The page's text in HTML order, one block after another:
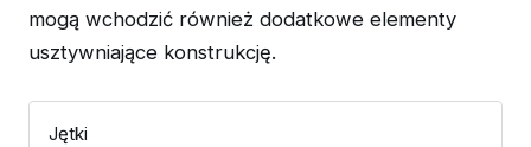
mogą wchodzić również dodatkowe elementy
usztywniające konstrukcję.
Jętki